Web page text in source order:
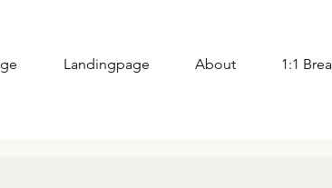
Landingpage About 1:1